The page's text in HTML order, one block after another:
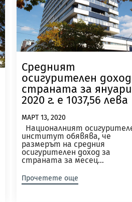
Средният
осигурителен
страната за януари
2020 г. е 1037,56 лева
МАРТ 13, 2020
Националният
институт обявява, че
размерът на средния
осигурителен доход за
страната за месец...
Прочетете още